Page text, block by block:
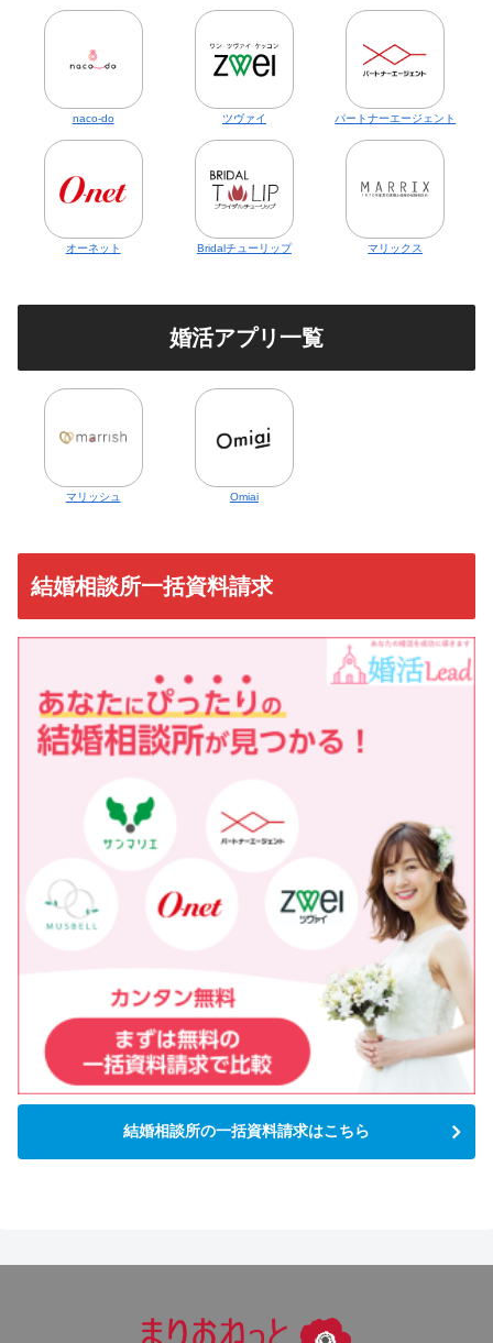
naco-do ツヴァイ パートナーエージェント
オーネット Bridalチューリップ マリックス
婚活アプリ一覧
マリッシュ Omiai
結婚相談所一括資料請求
結婚相談所の一括資料請求はこちら